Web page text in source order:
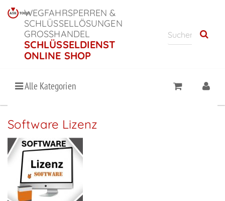
WEGFAHRSPERREN &
SCHLÜSSELLÖSUNGEN
GROSSHANDEL
SCHLÜSSELDIENST
ONLINE SHOP
Alle Kategorien
Software Lizenz